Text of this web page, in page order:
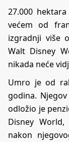
27.000
većem od
izgradnji više
Walt Disney
nikada neće
Umro je od
godina.
odložio je
Disney
nakon